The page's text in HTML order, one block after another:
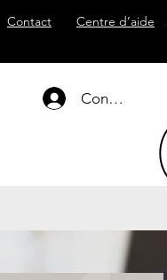
Contact Centre d’aide
Connexion